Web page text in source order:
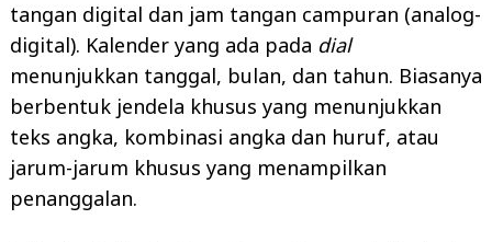
tangan digital dan jam tangan campuran (analog-
digital). Kalender yang ada pada dial
menunjukkan tanggal, bulan, dan tahun. Biasanya
berbentuk jendela khusus yang menunjukkan
teks angka, kombinasi angka dan huruf, atau
jarum-jarum khusus yang menampilkan
penanggalan.